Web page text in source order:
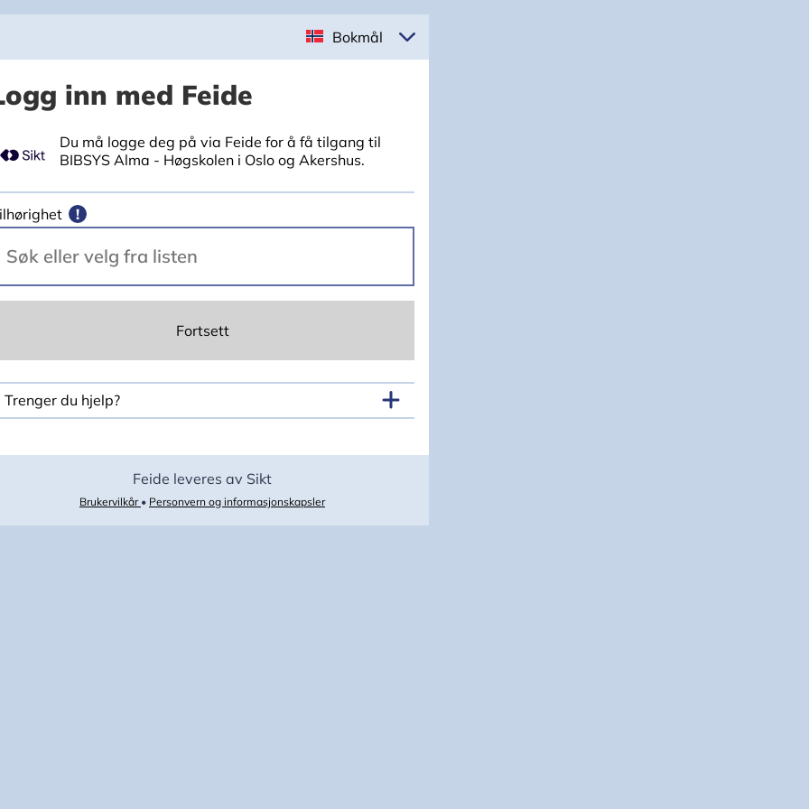
Bokmål
inn med Feide
Du må logge deg på via Feide for å få tilgang til
BIBSYS Alma - Høgskolen i Oslo og Akershus.
!
Fortsett
Trenger du hjelp?
Feide leveres av Sikt
Brukervilkår • Personvern og informasjonskapsler